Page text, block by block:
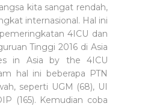
kita sangat rendah,
internasional. Hal ini
4ICU dan
Tinggi 2016 di Asia
in Asia by the 4ICU
hal ini beberapa PTN
seperti UGM (68), UI
(165). Kemudian coba